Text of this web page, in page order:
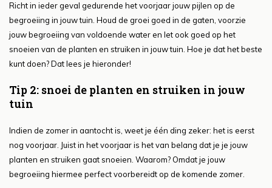
Richt in ieder geval gedurende het voorjaar jouw pijlen op de
begroeiing in jouw tuin. Houd de groei goed in de gaten, voorzie
jouw begroeiing van voldoende water en let ook goed op het
snoeien van de planten en struiken in jouw tuin. Hoe je dat het beste
kunt doen? Dat lees je hieronder!
Tip 2: snoei de planten en struiken in jouw
tuin
Indien de zomer in aantocht is, weet je één ding zeker: het is eerst
nog voorjaar. Juist in het voorjaar is het van belang dat je je jouw
planten en struiken gaat snoeien. Waarom? Omdat je jouw
begroeiing hiermee perfect voorbereidt op de komende zomer.